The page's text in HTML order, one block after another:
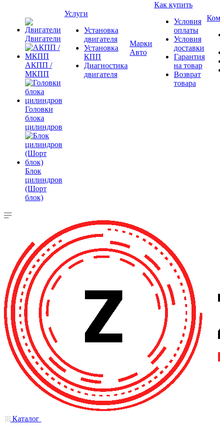
Двигатели
АКПП /
МКПП
Головки
блока
цилиндров
Блок
цилиндров
(Шорт
блок)
Услуги
Установка
двигателя
Установка
КПП
Диагностика
двигателя
Марки
Авто
Как купить
Условия
оплаты
Условия
доставки
Гарантия
на товар
Возврат
товара
Каталог